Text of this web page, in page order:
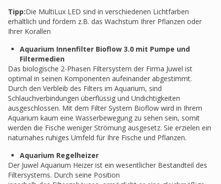
Tipp:Die MultiLux LED sind in verschiedenen Lichtfarben
erhältlich und fördern z.B. das Wachstum Ihrer Pflanzen oder
Ihrer Korallen
Aquarium Innenfilter Bioflow 3.0 mit Pumpe und
Filtermedien
Das biologische 2-Phasen Filtersystem der Firma Juwel ist
optimal in seinen Komponenten aufeinander abgestimmt.
Durch den Verbleib des Filters im Aquarium, sind
Schlauchverbindungen überflüssig und Undichtigkeiten
ausgeschlossen. Mit dem Filter System Bioflow wird in Ihrem
Aquarium kaum eine Wasserbewegung zu sehen sein, somit
werden die Fische weniger Strömung ausgesetz. Sie erzielen ein
naturnahes ruhiges Umfeld für Ihre Fische und Pflanzen.
Aquarium Regelheizer
Der Juwel Aquarium Heizer ist ein wesentlicher Bestandteil des
Filtersystems. Durch seine Position